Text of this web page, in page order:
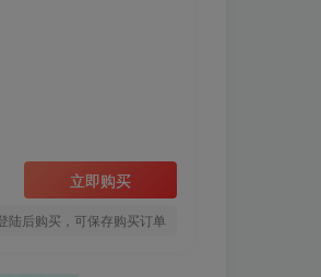
立即购买
陆后购买，可保存购买订单